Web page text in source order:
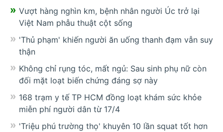
Vượt hàng nghìn km, bệnh nhân người Úc trở lại
Việt Nam phẫu thuật cột sống
'Thủ phạm' khiến người ăn uống thanh đạm vẫn suy
thận
Không chỉ rụng tóc, mất ngủ: Sau sinh phụ nữ còn
đối mặt loạt biến chứng đáng sợ này
168 trạm y tế TP HCM đồng loạt khám sức khỏe
miễn phí người dân từ 17/4
'Triệu phú trường thọ' khuyên 10 lần squat tốt hơn